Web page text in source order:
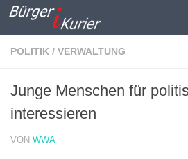
Zum Inhalt springen
POLITIK / VERWALTUNG
Junge Menschen für
interessieren
VON WWA